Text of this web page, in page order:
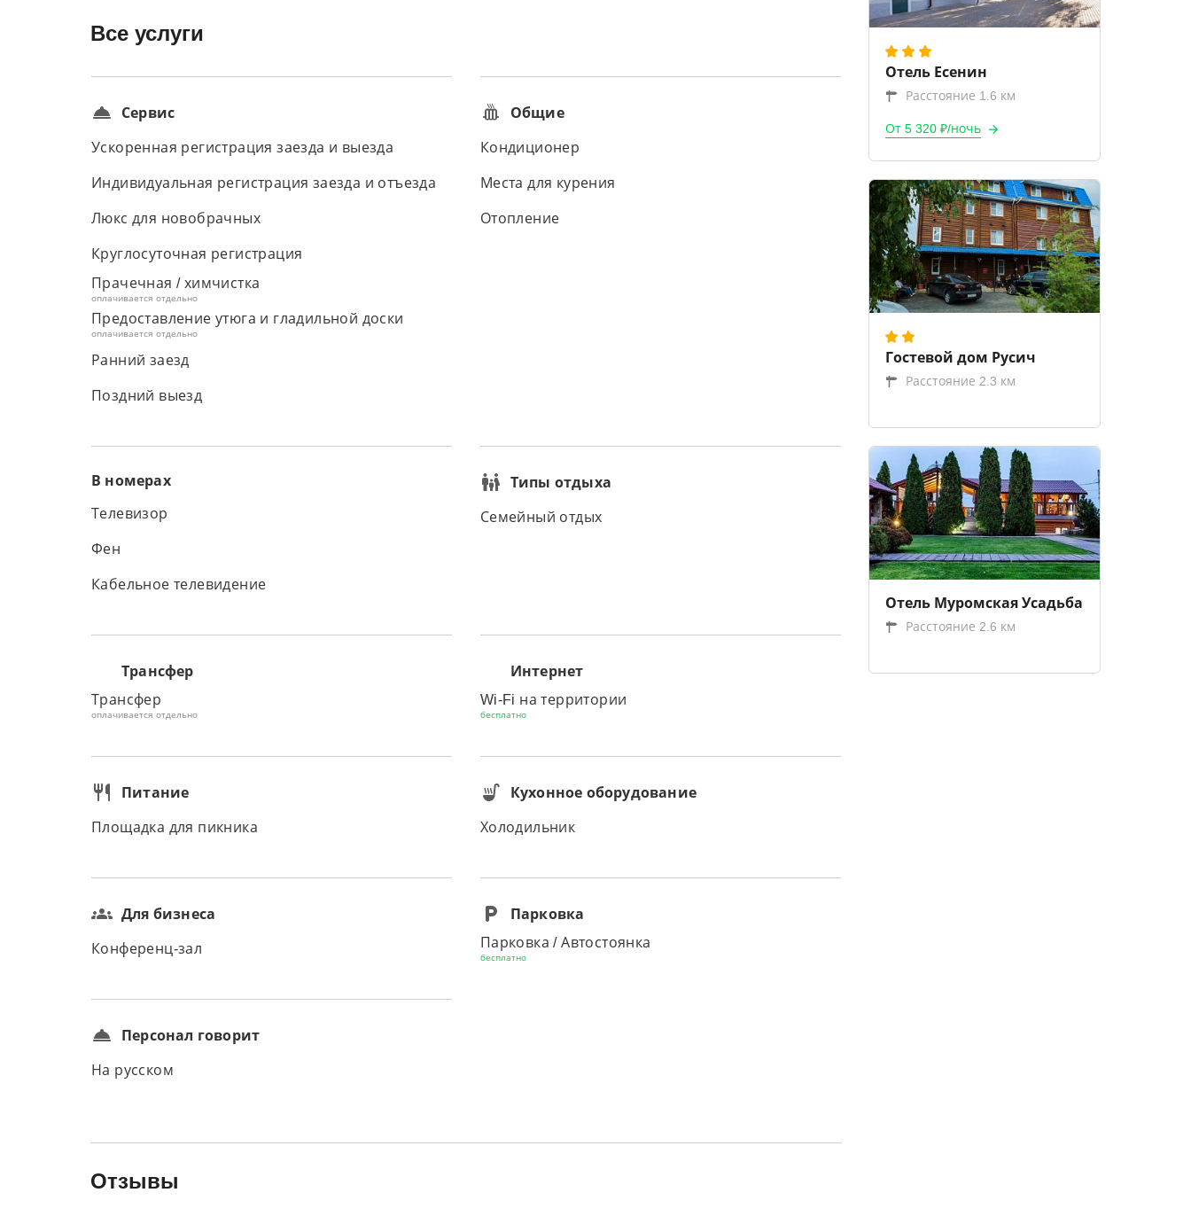
Все услуги
Сервис
Ускоренная регистрация заезда и выезда
Индивидуальная регистрация заезда и отъезда
Люкс для новобрачных
Круглосуточная регистрация
Прачечная / химчистка
оплачивается отдельно
Предоставление утюга и гладильной доски
оплачивается отдельно
Ранний заезд
Поздний выезд
Общие
Кондиционер
Места для курения
Отопление
В номерах
Телевизор
Фен
Кабельное телевидение
Типы отдыха
Семейный отдых
Трансфер
Трансфер
оплачивается отдельно
Интернет
Wi-Fi на территории
бесплатно
Питание
Площадка для пикника
Кухонное оборудование
Холодильник
Для бизнеса
Конференц-зал
Парковка
Парковка / Автостоянка
бесплатно
Персонал говорит
На русском
Отзывы
Отель Еcенин
Расстояние 1.6 км
От 5 320 ₽/ночь
Гостевой дом Русич
Расстояние 2.3 км
Отель Муромская Усадьба
Расстояние 2.6 км